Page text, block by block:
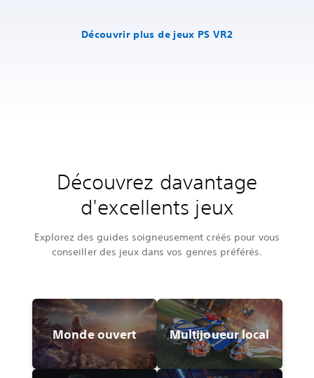
Découvrir plus de jeux PS VR2
Découvrez davantage
d'excellents jeux
Explorez des guides soigneusement créés pour vous
conseiller des jeux dans vos genres préférés.
Monde ouvert Multijoueur local